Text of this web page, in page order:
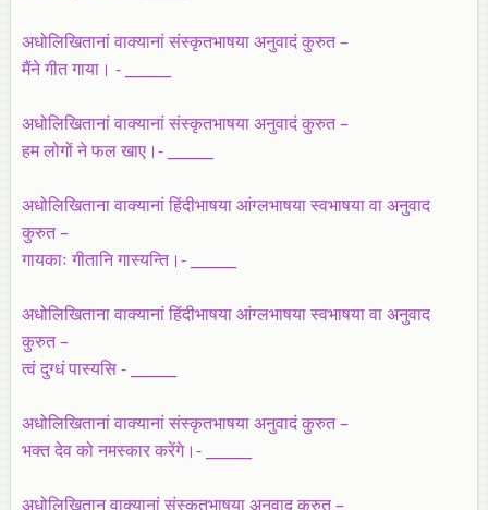
अधोलिखितानां वाक्यानां संस्कृतभाषया अनुवादं कुरुत –
मैंने गीत गाया। - ______
अधोलिखितानां वाक्यानां संस्कृतभाषया अनुवादं कुरुत –
हम लोगों ने फल खाए।- ______
अधोलिखिताना वाक्यानां हिंदीभाषया आंग्लभाषया स्वभाषया वा अनुवाद
कुरुत –
गायकाः गीतानि गास्यन्ति।- ______
अधोलिखिताना वाक्यानां हिंदीभाषया आंग्लभाषया स्वभाषया वा अनुवाद
कुरुत –
त्वं दुग्धं पास्यसि - ______
अधोलिखितानां वाक्यानां संस्कृतभाषया अनुवादं कुरुत –
भक्त देव को नमस्कार करेंगे।- ______
अधोलिखितान वाक्यानां संस्कृतभाषया अनुवाद कुरुत –